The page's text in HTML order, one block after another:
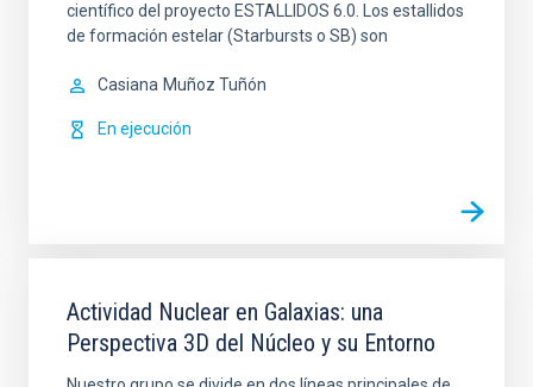
científico del proyecto ESTALLIDOS 6.0. Los estallidos
de formación estelar (Starbursts o SB) son
Casiana Muñoz Tuñón
En ejecución
Actividad Nuclear en Galaxias: una
Perspectiva 3D del Núcleo y su Entorno